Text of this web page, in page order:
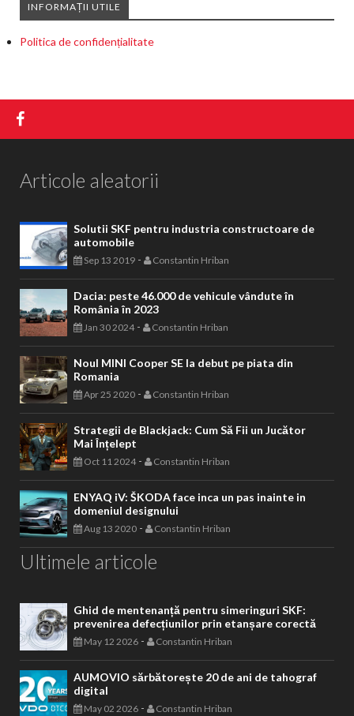
INFORMAȚII UTILE
Politica de confidențialitate
Articole aleatorii
Solutii SKF pentru industria constructoare de
automobile
Sep 13 2019 - Constantin Hriban
Dacia: peste 46.000 de vehicule vândute în
România în 2023
Jan 30 2024- Constantin Hriban
Noul MINI Cooper SE la debut pe piata din
Romania
Apr 25 2020 - Constantin Hriban
Strategii de Blackjack: Cum Să Fii un Jucător
Mai Înțelept
Oct 11 2024- Constantin Hriban
ENYAQ iV: ŠKODA face inca un pas inainte in
domeniul designului
Aug 13 2020 - Constantin Hriban
Ultimele articole
Ghid de mentenanță pentru simeringuri SKF:
prevenirea defecțiunilor prin etanșare corectă
May 12 2026 - Constantin Hriban
AUMOVIO sărbătorește 20 de ani de tahograf
digital
May 02 2026 - Constantin Hriban